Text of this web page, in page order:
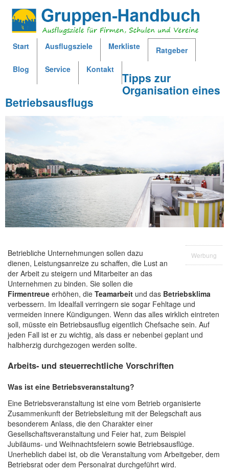
Jump to navigation
u
m
e
n
ü
Start Ausflugsziele Merkliste
Ratgeber
Blog
Service Kontakt
Tipps zur
Organisation eines
Betriebsausflugs
Werbung
Betriebliche Unternehmungen sollen dazu
dienen, Leistungsanreize zu schaffen, die Lust an
der Arbeit zu steigern und Mitarbeiter an das
Unternehmen zu binden. Sie sollen die
Firmentreue erhöhen, die Teamarbeit und das Betriebsklima
verbessern. Im Idealfall verringern sie sogar Fehltage und
vermeiden innere Kündigungen. Wenn das alles wirklich eintreten
soll, müsste ein Betriebsausflug eigentlich Chefsache sein. Auf
jeden Fall ist er zu wichtig, als dass er nebenbei geplant und
halbherzig durchgezogen werden sollte.
Arbeits- und steuerrechtliche Vorschriften
Was ist eine Betriebsveranstaltung?
Eine Betriebsveranstaltung ist eine vom Betrieb organisierte
Zusammenkunft der Betriebsleitung mit der Belegschaft aus
besonderem Anlass, die den Charakter einer
Gesellschaftsveranstaltung und Feier hat, zum Beispiel
Jubiläums- und Weihnachtsfeiern sowie Betriebsausflüge.
Unerheblich dabei ist, ob die Veranstaltung vom Arbeitgeber, dem
Betriebsrat oder dem Personalrat durchgeführt wird.